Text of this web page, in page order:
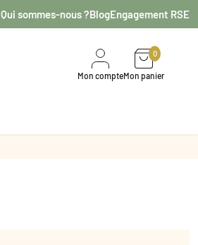
Qui sommes-nous ?BlogEngagement RSE
Mon compte
0
Mon panier